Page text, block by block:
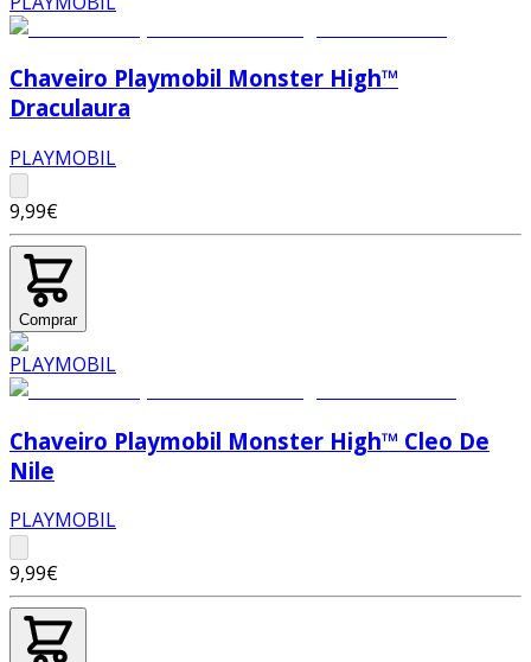
Chaveiro Playmobil Monster High™
Draculaura
PLAYMOBIL
9,99€
Comprar
Chaveiro Playmobil Monster High™ Cleo De
Nile
PLAYMOBIL
9,99€